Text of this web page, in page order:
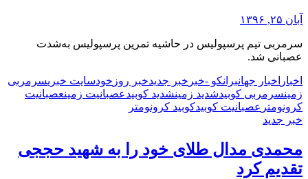
آبان ۲۵, ۱۳۹۶
سرمربی تیم پرسپولیس در حاشیه تمرین پرسپولیس به‌شدت
عصبانی شد.
اخبار اخبار جهانبرانکو -خبر خبر جدیدخبر روز خودسایت خبریسرمربی
زمینسرمربی کوبیدشدید زمینشدید کوبیدعصبانیت زمینعصبانیت
کرونومتر عصبانیت کوبیدکوبید کرونومتر
خبر جدید
محمدی مدال طلای خود را به شهید حججی
تقدیم کرد